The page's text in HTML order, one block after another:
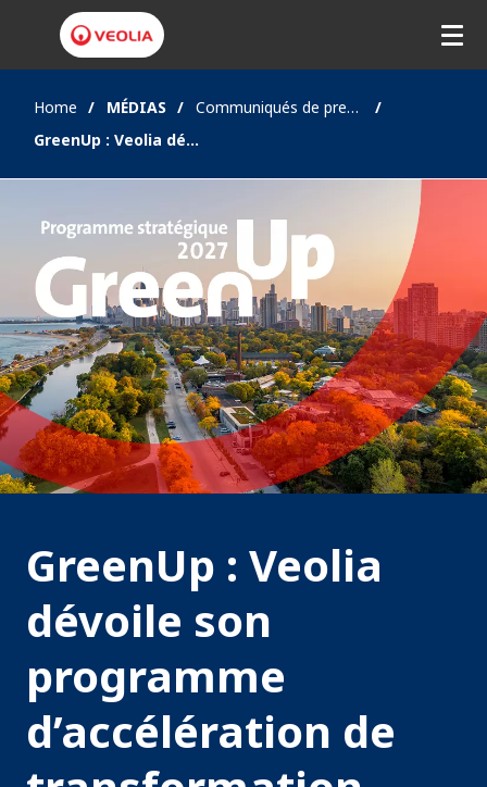
Home MÉDIAS
Communiqués de presse
GreenUp : Veolia dévoile son programme d’accélération de transformation écologique face à la hausse de la demande mondiale
GreenUp : Veolia
dévoile son
programme
d’accélération de